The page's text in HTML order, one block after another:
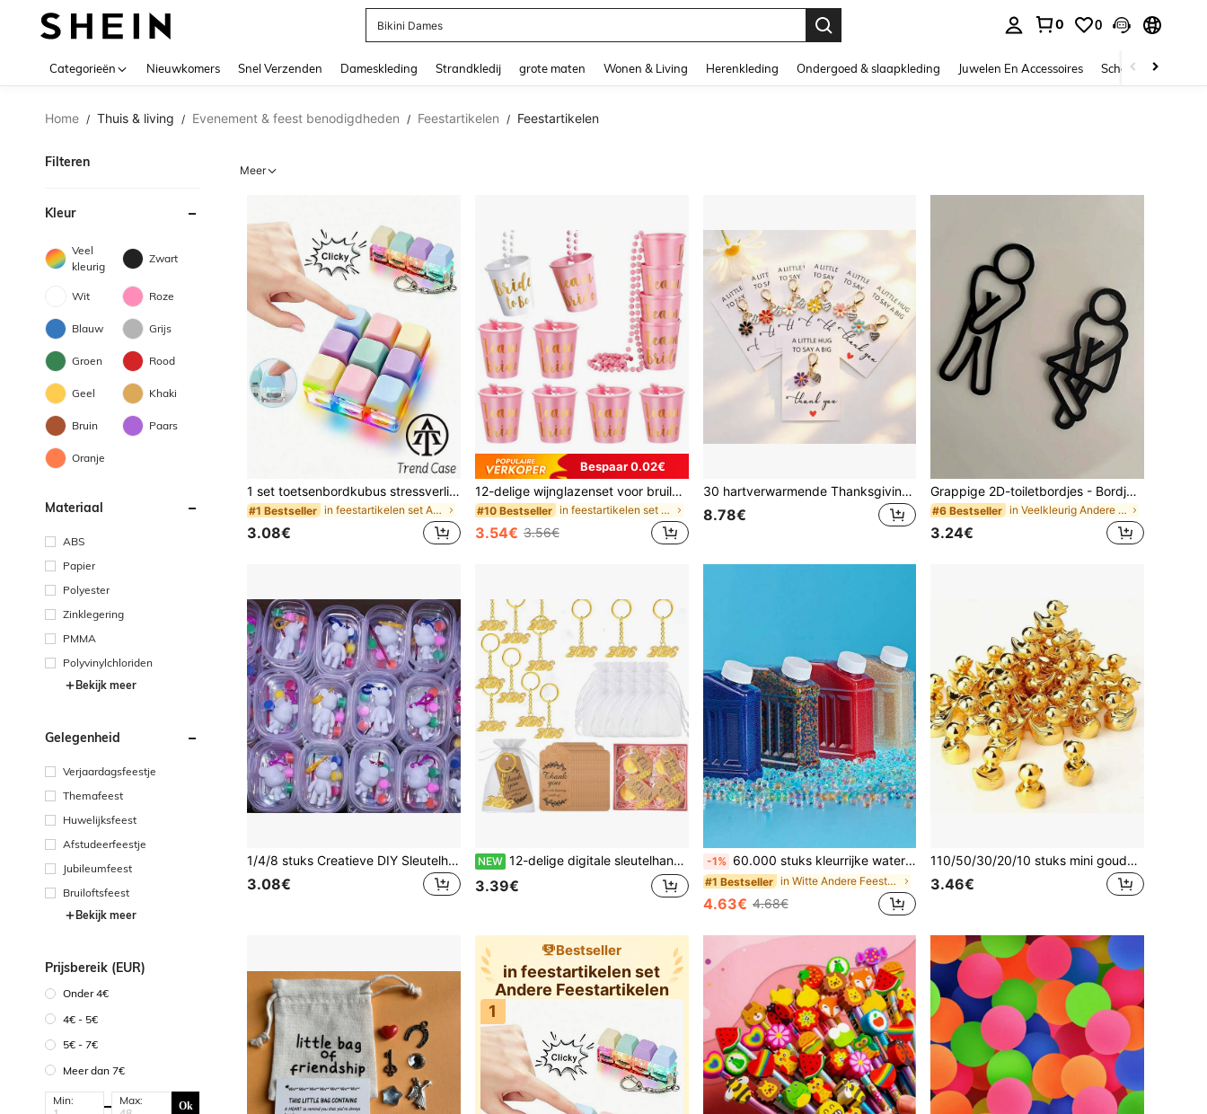
Bikini Dames
0 0
Categorieën Nieuwkomers Snel Verzenden Dameskleding Strandkledij grote maten Wonen & Living Herenkleding Ondergoed & slaapkleding Juwelen En Accessoires Schoonheid &
Home / Thuis & living / Evenement & feest benodigdheden / Feestartikelen / Feestartikelen
Filteren
Kleur
Veel
kleurig
Zwart
Wit Roze
Blauw Grijs
Groen Rood
Geel Khaki
Bruin Paars
Oranje
Materiaal
ABS
Papier
Polyester
Zinklegering
PMMA
Polyvinylchloriden
Bekijk meer
Gelegenheid
Verjaardagsfeestje
Themafeest
Huwelijksfeest
Afstudeerfeestje
Jubileumfeest
Bruiloftsfeest
Bekijk meer
Prijsbereik (EUR)
Onder 4€
4€ - 5€
5€ - 7€
Meer dan 7€
Min: Max: Ok
Meer
1 set toetsenbordkubus stressverlichtende knop speelgoed, creatieve toetsenbord hanger tasdecoratie, autosleutelhanger, tasbedel, sleutelhangeraccessoire, toetsenbordvorm, volwassen vingertop sleutelhanger, druksensor sleutelhanger, kalmerende sleutelhanger, focus ontspanning rits sleutelhanger, verjaardagscadeau, feestcadeau, vakantiecadeau. Gotische Y2K-stijl keycord met ID-kaarthouder, autoaccessoire, tasdecoratie (Let op: toetsenbord licht niet op)
#1 Bestseller in feestartikelen set Andere Feestartikelen
3.08€
Bespaar 0.02€
12-delige wijnglazenset voor bruiloften met kralenketting - toastglazen voor bruid en bruidegroom, geschikt voor vrijgezellenfeesten, kralenketting met plastic bekers, mini shotglaasjes met ketting, kralenketting voor bruidsmeisjes en bruidsjonkers, wit, roze, zwart
#10 Bestseller in feestartikelen set Andere Feestartikelen
3.54€ 3.56€
30 hartverwarmende Thanksgiving-sleutelhangers met madeliefjes! Inclusief een lief bedankkaartje, dat op subtiele wijze een zachte emotie overbrengt. Een ideaal cadeau voor beste vrienden, collega's of leraren.
8.78€
Grappige 2D-toiletbordjes - Bordjes voor dames- en herentoiletten - Decoratie voor toiletdeuren, geschikt voor restaurants, cafetaria's, hotels, cafés en andere gelegenheden.
#6 Bestseller in Veelkleurig Andere Feestartikelen
3.24€
1/4/8 stuks Creatieve DIY Sleutelhanger Hanger Set, Graffiti Pop Handgemaakte Kleurrijke Tas Sleutelhanger, Cadeau Voor Vrienden, Auto Hanger, Verjaardagscadeau, Feestcadeau, Vakantiecadeau, Bureau Decoratie, Halloween Klein Cadeau, Willekeurige Kleur En Stijl
3.08€
NEW 12-delige digitale sleutelhangerset met "2026-thema" - Jubileumcadeautjes, herdenkingssleutelhangers voor 2026 met "Bedankt"-kaartjes, aandenken aan de jaarlijkse bijeenkomst, jubileumgeschenken en evenementhangers, uitstekend nieuwjaarscadeau-idee (inclusief 4 sleutelhangers, 4 bedankkaartjes en 4 cadeauzakjes)
3.39€
-1% 60.000 stuks kleurrijke waterparels/geleiballen voor vaasvulling, festival- en bruiloftsdecoratie, perfect cadeau
#1 Bestseller in Witte Andere Feestartikelen
4.63€ 4.68€
110/50/30/20/10 stuks mini gouden eendbeeldjes, gouden eenddecoraties, geschikt voor bureaudecoratie, miniatuurlandschapstuin, DIY-knutselwerk, feestcadeautjes, autodashboarddecoratie, vakantiecadeaus, verjaardagsfeestcadeautjes, cadeauzakvullers
3.46€
Bestseller
in feestartikelen set
Andere Feestartikelen
1